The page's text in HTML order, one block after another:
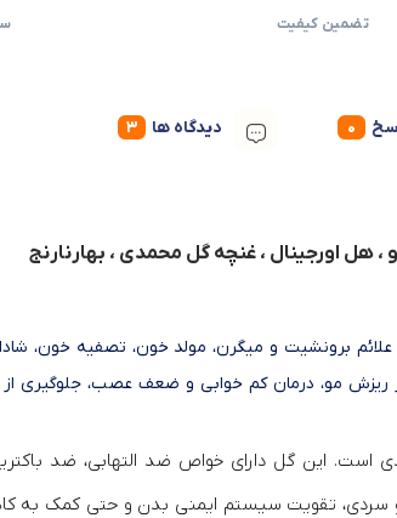
تضمین کیفیت
دیدگاه ها
، هل اورجینال ، غنچه گل محمدی ، بهارنارنج
برونشیت و میگرن، مولد خون، تصفیه خون،
ریزش مو، درمان کم خوابی و ضعف عصب، جلوگیری از
است. این گل دارای خواص ضد التهابی، ضد
سردی، تقویت سیستم ایمنی بدن و حتی کمک